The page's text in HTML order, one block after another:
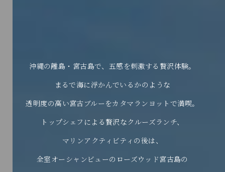
沖縄の離島・宮古島で、五感を刺激する贅沢体験。
まるで海に浮かんでいるかのような
透明度の高い宮古ブルーをカタマランヨットで満喫。
トップシェフによる贅沢なクルーズランチ、
マリンアクティビティの後は、
全室オーシャンビューのローズウッド宮古島の